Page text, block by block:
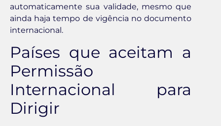
automaticamente sua validade, mesmo que
ainda haja tempo de vigência no documento
internacional.
Países que aceitam a
Permissão
Internacional para
Dirigir